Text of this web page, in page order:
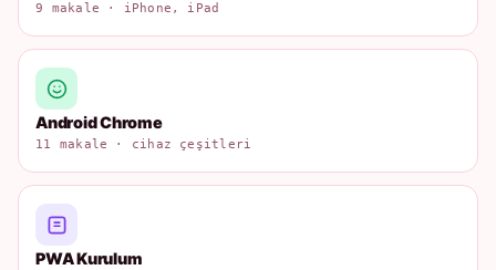
9 makale · iPhone, iPad
Android Chrome
11 makale · cihaz çeşitleri
PWA Kurulum